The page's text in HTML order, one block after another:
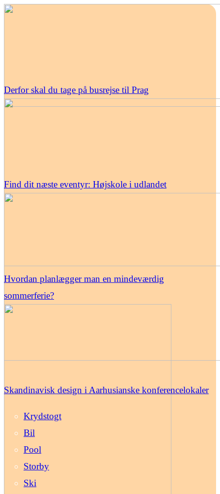
Derfor skal du tage på busrejse til Prag
Find dit næste eventyr: Højskole i udlandet
Hvordan planlægger man en mindeværdig
sommerferie?
Skandinavisk design i Aarhusianske konferencelokaler
Krydstogt
Bil
Pool
Storby
Ski